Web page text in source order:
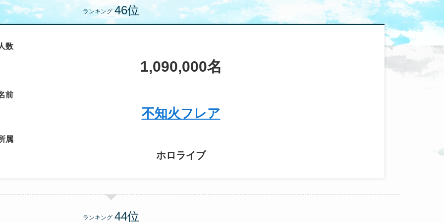
ランキング
数
1,090,000名
前
不知火フレア
属
ホロライブ
ランキング